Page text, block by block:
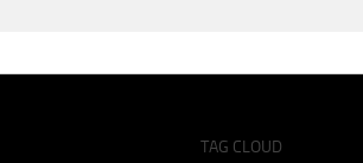
TAG CLOUD